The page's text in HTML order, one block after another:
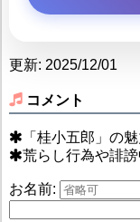
更新: 2025/12/01
コメント
「桂小五郎」の
荒らし行為や誹
お名前: